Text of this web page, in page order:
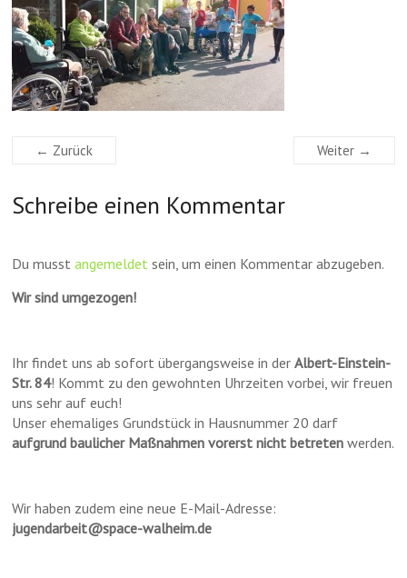
← Zurück Weiter →
Schreibe einen Kommentar
Du musstangemeldet sein, um einen Kommentar abzugeben.
Wir sind umgezogen!
Ihr findet uns ab sofort übergangsweise in derAlbert-Einstein-
Str. 84! Kommt zu den gewohnten Uhrzeiten vorbei, wir freuen
uns sehr auf euch!
Unser ehemaliges Grundstück in Hausnummer 20 darf
aufgrund baulicher Maßnahmen vorerst nicht betreten werden.
Wir haben zudem eine neue E-Mail-Adresse:
jugendarbeit@space-walheim.de